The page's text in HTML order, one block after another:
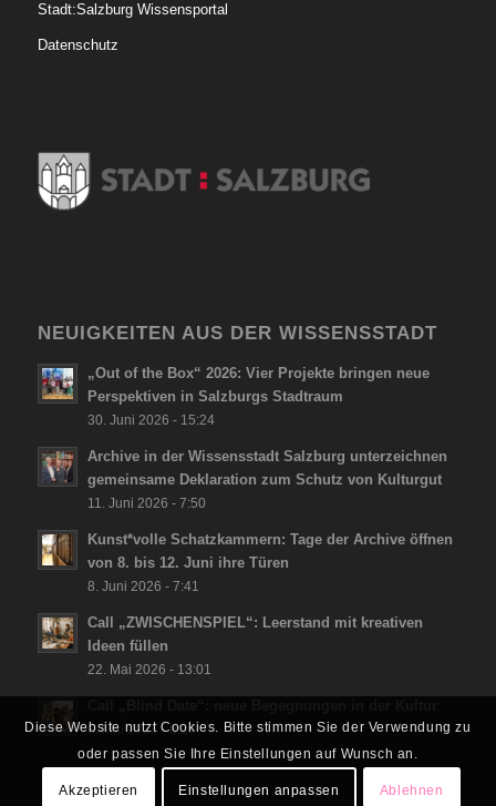
Stadt:Salzburg Wissensportal
Datenschutz
NEUIGKEITEN AUS DER WISSENSSTADT
„Out of the Box“ 2026: Vier Projekte bringen neue
Perspektiven in Salzburgs Stadtraum
30. Juni 2026 - 15:24
Archive in der Wissensstadt Salzburg unterzeichnen
gemeinsame Deklaration zum Schutz von Kulturgut
11. Juni 2026 - 7:50
Kunst*volle Schatzkammern: Tage der Archive öffnen
von 8. bis 12. Juni ihre Türen
8. Juni 2026 - 7:41
Call „ZWISCHENSPIEL“: Leerstand mit kreativen
Ideen füllen
22. Mai 2026 - 13:01
8. Mai 2026 - 8:27
Diese Website nutzt Cookies. Bitte stimmen Sie der Verwendung zu
oder passen Sie Ihre Einstellungen auf Wunsch an.
Akzeptieren Einstellungen anpassen Ablehnen